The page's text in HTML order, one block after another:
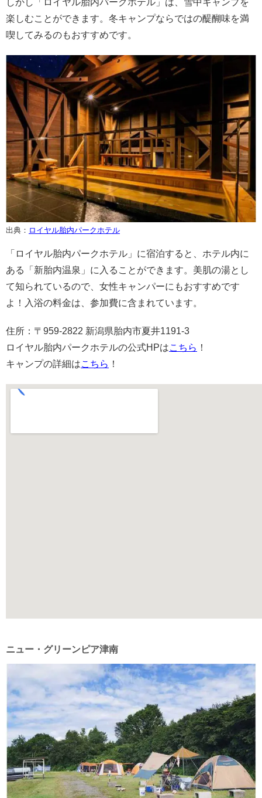
しかし「ロイヤル胎内パークホテル」は、雪中キャンプを
楽しむことができます。冬キャンプならではの醍醐味を満
喫してみるのもおすすめです。
出典： ロイヤル胎内パークホテル
「ロイヤル胎内パークホテル」に宿泊すると、ホテル内に
ある「新胎内温泉」に入ることができます。美肌の湯とし
て知られているので、女性キャンパーにもおすすめです
よ！入浴の料金は、参加費に含まれています。
住所：〒959-2822 新潟県胎内市夏井1191-3
ロイヤル胎内パークホテルの公式HPはこちら ！
キャンプの詳細はこちら ！
ニュー・グリーンピア津南